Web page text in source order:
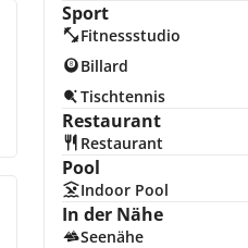
Sport
Fitnessstudio
Billard
Tischtennis
Restaurant
Restaurant
Pool
Indoor Pool
In der Nähe
Seenähe